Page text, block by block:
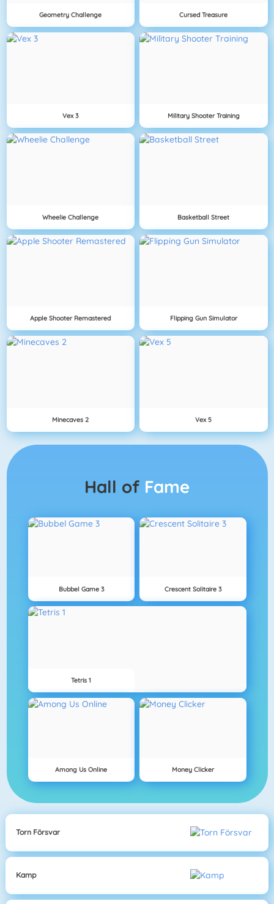
Geometry Challenge Cursed Treasure
Vex 3 Military Shooter Training
Wheelie Challenge Basketball Street
Apple Shooter Remastered Flipping Gun Simulator
Minecaves 2 Vex 5
Hall of Fame
Bubbel Game 3 Crescent Solitaire 3
Tetris 1
Among Us Online Money Clicker
Torn Försvar
Kamp